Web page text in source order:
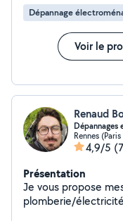
Dépannage
Voir le
Renaud
Dépannages
Rennes (Paris
4,9/5
Présentation
Je vous propose
plomberie/